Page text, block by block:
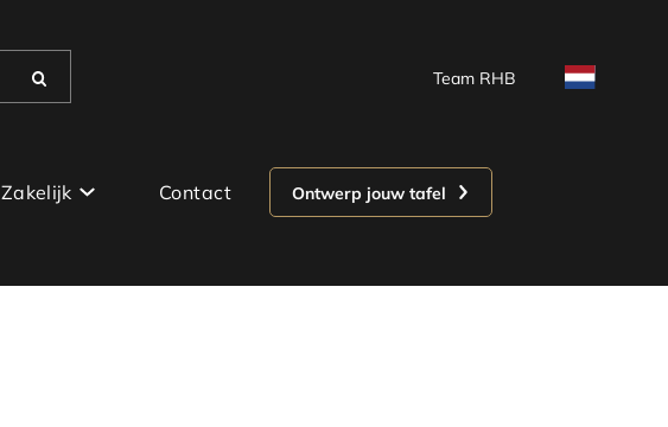
Team RHB
Zakelijk Contact Ontwerp jouw tafel